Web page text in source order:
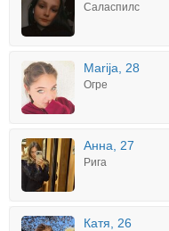
Саласпилс
Marija, 28
Огре
Анна, 27
Рига
Катя, 26